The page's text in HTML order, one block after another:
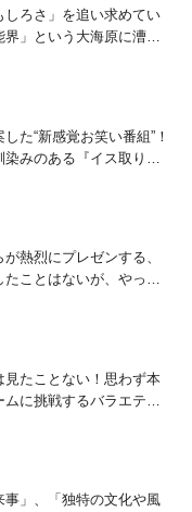
しろさ」を追い求めてい
界」という大海原に漕ぎ
ロ人間を発掘する！
た“新感覚お笑い番組”！
みのある『イス取りゲ
喜利・ギャグ・モノボ
題で芸人がショートネ
熱烈にプレゼンする、
ことはないが、やって
ズ」という“机上の空
ラダを張って挑む！
見たことない！思わず本
に挑戦するバラエティ
事」、「独特の文化や風